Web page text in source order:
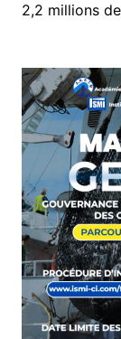
2,2 millions